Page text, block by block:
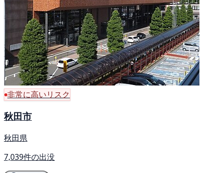
非常に高いリスク
秋田市
秋田県
7,039件の出没